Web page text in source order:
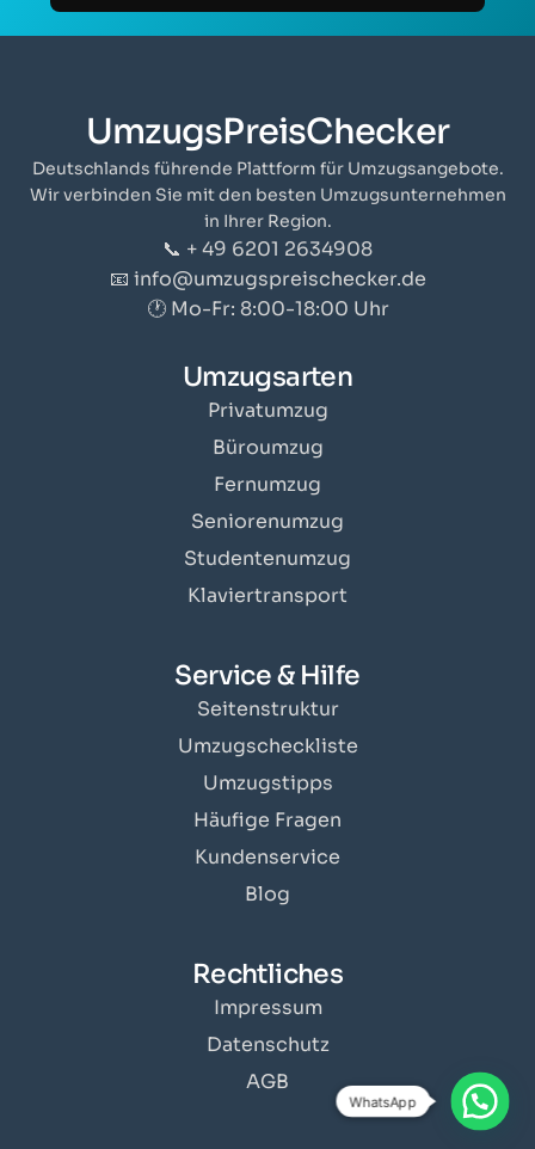
UmzugsPreisChecker
Deutschlands führende Plattform für Umzugsangebote.
Wir verbinden Sie mit den besten Umzugsunternehmen
in Ihrer Region.
📞 + 49 6201 2634908
📧 info@umzugspreischecker.de
🕐 Mo-Fr: 8:00-18:00 Uhr
Umzugsarten
Privatumzug
Büroumzug
Fernumzug
Seniorenumzug
Studentenumzug
Klaviertransport
Service & Hilfe
Seitenstruktur
Umzugscheckliste
Umzugstipps
Häufige Fragen
Kundenservice
Blog
Rechtliches
Impressum
Datenschutz
AGB
WhatsApp